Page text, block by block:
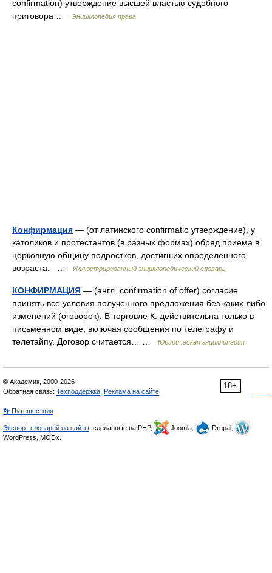
confirmation) утверждение высшей властью судебного
приговора …
Энциклопедия права
Конфирмация — (от латинского confirmatio утверждение), у
католиков и протестантов (в разных формах) обряд приема в
церковную общину подростков, достигших определенного
возраста. …
Иллюстрированный энциклопедический словарь
КОНФИРМАЦИЯ — (англ. confirmation of offer) согласие
принять все условия полученного предложения без каких либо
изменений (оговорок). В торговле К. действительна только в
письменном виде, включая сообщения по телеграфу и
телетайпу. Договор считается… …
Юридическая энциклопедия
18+
© Академик, 2000-2026
Обратная связь: Техподдержка Реклама на сайте
👣 Путешествия
Экспорт словарей на сайты , сделанные на PHP, Joomla,
Drupal,
WordPress, MODx.